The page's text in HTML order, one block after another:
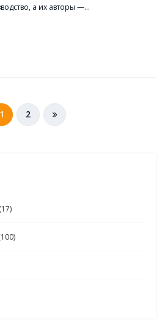
а их авторы —…
1 2
(17)